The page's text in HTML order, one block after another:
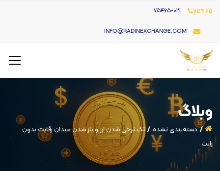
۷۵۴۶۵
INFO@RADINEXCHANGE.COM
وبلاگ
دسته‌بندی نشده
تک نرخی شدن ارز و باز شدن میدان رقابت بدون
رانت